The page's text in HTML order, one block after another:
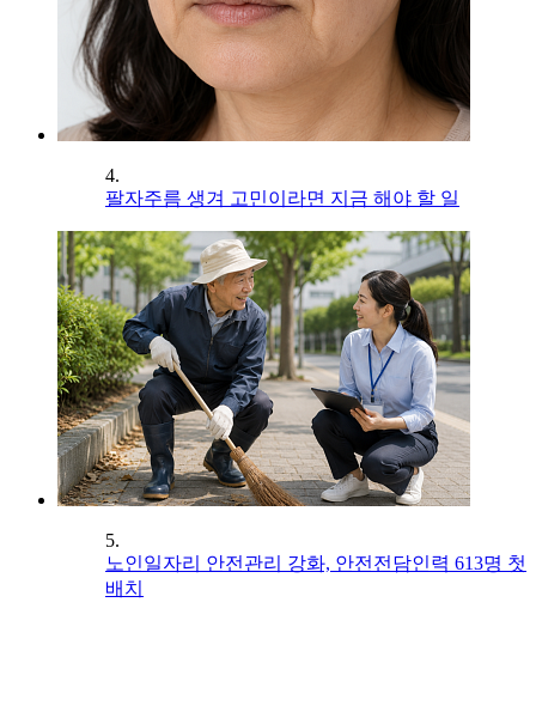
4.
팔자주름 생겨 고민이라면 지금 해야 할 일
5.
노인일자리 안전관리 강화, 안전전담인력 613명 첫
배치